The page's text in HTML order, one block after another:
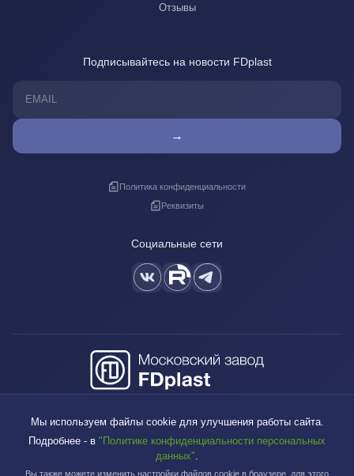
Отзывы
Подписывайтесь на новости FDplast
→
Политика конфиденциальности
Реквизиты
Социальные сети
sales@fdplast.ru
140050, Московская обл., пос. Красково, ул. Карла Маркса, д. 117Б
Мы используем файлы cookie для улучшения работы сайта.
Подробнее - в "Политике конфиденциальности персональных
данных".
Вы также можете изменить настройки файлов cookie в браузере, для этого